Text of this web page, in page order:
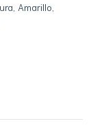
Amarillo,